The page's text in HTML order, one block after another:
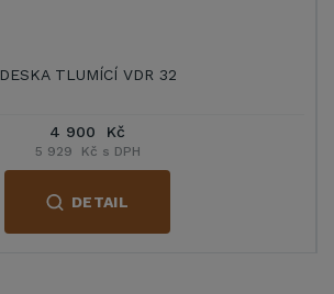
DESKA TLUMÍCÍ VDR 32
4 900 Kč
5 929 Kč s DPH
DETAIL